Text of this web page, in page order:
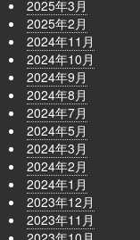
2025年3月
2025年2月
2024年11月
2024年10月
2024年9月
2024年8月
2024年7月
2024年5月
2024年3月
2024年2月
2024年1月
2023年12月
2023年11月